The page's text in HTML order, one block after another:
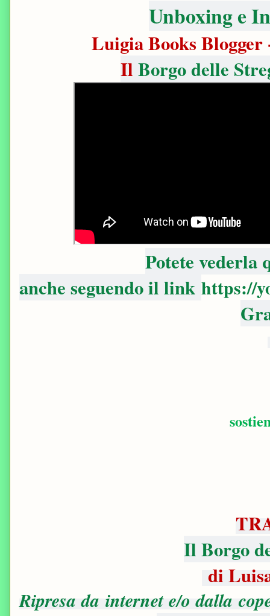
Unboxing e
Luigia Books
Il Borgo delle
Potete vederla
anche seguendo il link https://
Il Borgo
di
Ripresa da internet e/o dalla